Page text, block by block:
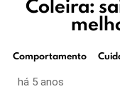
Coleira:
Comportamento
há 5 anos